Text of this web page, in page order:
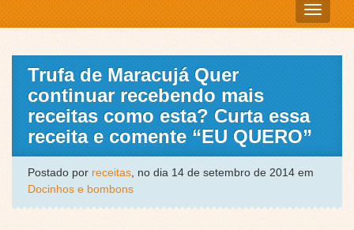
Trufa de Maracujá Quer
continuar recebendo mais
receitas como esta? Curta essa
receita e comente “EU QUERO”
Postado por receitas, no dia 14 de setembro de 2014 em
Docinhos e bombons